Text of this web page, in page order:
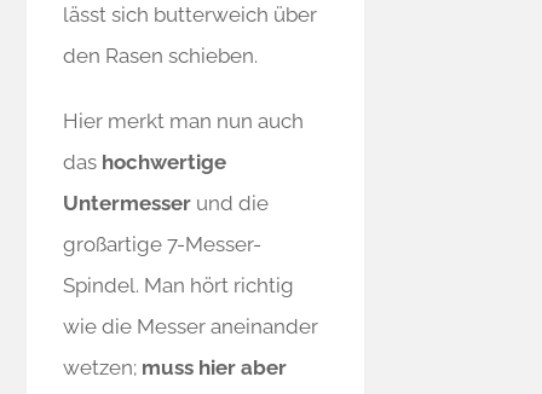
lässt sich butterweich über
den Rasen schieben.
Hier merkt man nun auch
das hochwertige
Untermesser und die
großartige 7-Messer-
Spindel. Man hört richtig
wie die Messer aneinander
wetzen; muss hier aber